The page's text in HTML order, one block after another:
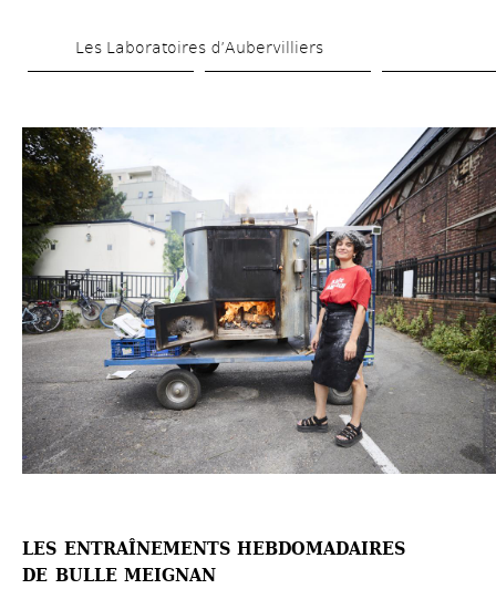
to
content
Les Laboratoires d’Aubervilliers
LES ENTRAÎNEMENTS HEBDOMADAIRES
DE BULLE MEIGNAN